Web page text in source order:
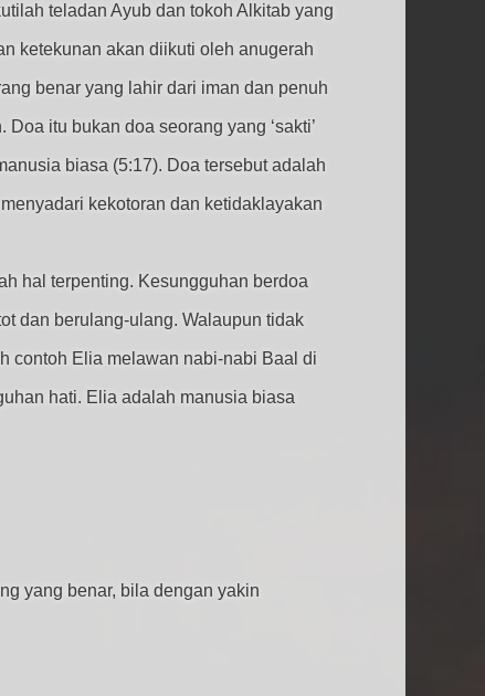
teladan Ayub dan tokoh Alkitab yang
ketekunan akan diikuti oleh anugerah
benar yang lahir dari iman dan penuh
itu bukan doa seorang yang ‘sakti’
biasa (5:17). Doa tersebut adalah
kekotoran dan ketidaklayakan
hal terpenting. Kesungguhan berdoa
dan berulang-ulang. Walaupun tidak
contoh Elia melawan nabi-nabi Baal di
hati. Elia adalah manusia biasa
yang benar, bila dengan yakin